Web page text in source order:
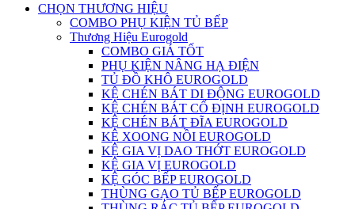
CHỌN THƯƠNG HIỆU
COMBO PHỤ KIỆN TỦ BẾP
Thương Hiệu Eurogold
COMBO GIÁ TỐT
PHỤ KIỆN NÂNG HẠ ĐIỆN
TỦ ĐỒ KHÔ EUROGOLD
KỆ CHÉN BÁT DI ĐỘNG EUROGOLD
KỆ CHÉN BÁT CỐ ĐỊNH EUROGOLD
KỆ CHÉN BÁT ĐĨA EUROGOLD
KỆ XOONG NỒI EUROGOLD
KỆ GIA VỊ DAO THỚT EUROGOLD
KỆ GIA VỊ EUROGOLD
KỆ GÓC BẾP EUROGOLD
THÙNG GẠO TỦ BẾP EUROGOLD